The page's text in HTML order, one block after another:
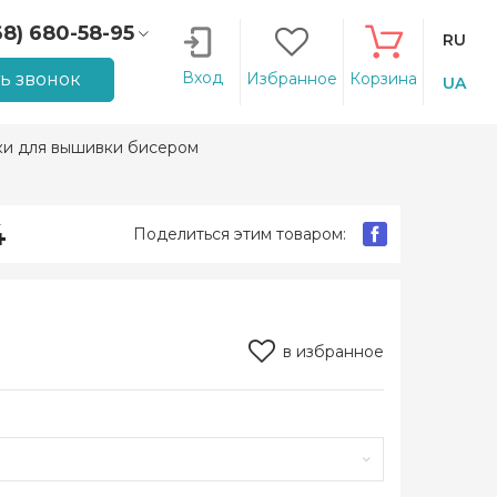
680-58-95
207-14-90
звонок Вход Избранное Корзина
RU
UA
для вышивки бисером
Поделиться этим товаром:
в избранное